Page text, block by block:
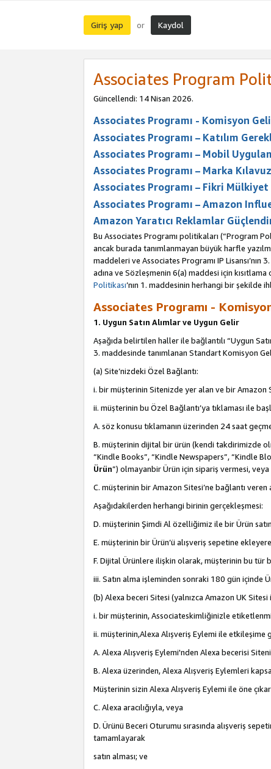
Giriş yap or Kaydol
Associates Program
Güncellendi: 14 Nisan 2026.
Associates Programı - Komisyon
Associates Programı – Katılım
Associates Programı – Mobil
Associates Programı – Marka
Associates Programı – Fikri Mülkiyet
Associates Programı – Amazon
Amazon Yaratıcı Reklamlar
Bu Associates Programı politikaları (“Program
ancak burada tanımlanmayan büyük harfle
maddeleri ve Associates Programı IP
adına ve Sözleşmenin 6(a) maddesi için kısıtlama
Politikası’nın 1. maddesinin herhangi bir şekilde
Associates Programı -
1. Uygun Satın Alımlar ve Uygun Gelir
Aşağıda belirtilen haller ile bağlantılı “Uygun
3. maddesinde tanımlanan Standart Komisyon
(a) Site’nizdeki Özel Bağlantı:
i. bir müşterinin Sitenizde yer alan ve bir Amazon
ii. müşterinin bu Özel Bağlantı’ya tıklaması ile
A. söz konusu tıklamanın üzerinden 24 saat
B. müşterinin dijital bir ürün (kendi takdirimizde
“Kindle Books”, “Kindle Newspapers”, “Kindle
Ürün”) olmayanbir Ürün için sipariş vermesi, veya
C. müşterinin bir Amazon Sitesi’ne bağlantı veren
Aşağıdakilerden herhangi birinin gerçekleşmesi:
D. müşterinin Şimdi Al özelliğimiz ile bir Ürün
E. müşterinin bir Ürün’ü alışveriş sepetine
F. Dijital Ürünlere ilişkin olarak, müşterinin bu tür
iii. Satın alma işleminden sonraki 180 gün içinde
(b) Alexa beceri Sitesi (yalnızca Amazon UK
i. bir müşterinin, Associateskimliğinizle
ii. müşterinin,Alexa Alışveriş Eylemi ile
A. Alexa Alışveriş Eylemi'nden Alexa becerisi
B. Alexa üzerinden, Alexa Alışveriş Eylemleri
Müşterinin sizin Alexa Alışveriş Eylemi ile öne
C. Alexa aracılığıyla, veya
D. Ürünü Beceri Oturumu sırasında alışveriş
tamamlayarak
satın alması; ve